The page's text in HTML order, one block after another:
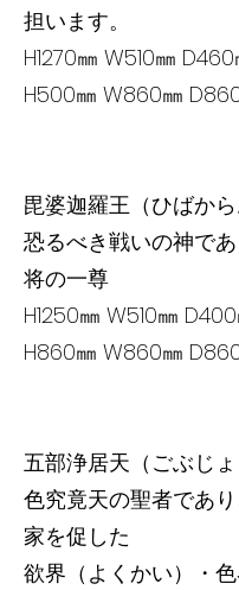
担います。
H1270㎜ W510㎜
H500㎜ W860㎜ D860
毘婆迦羅王（ひばから
恐るべき戦いの神で
将の一尊
H1250㎜ W510㎜
H860㎜ W860㎜ D860
五部浄居天（ごぶじょ
色究竟天の聖者であ
家を促した
欲界（よくかい）・